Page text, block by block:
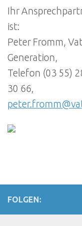
Ihr
ist:
Peter Fromm,
Generation,
Telefon (03 55)
30 66,
FOLGEN: